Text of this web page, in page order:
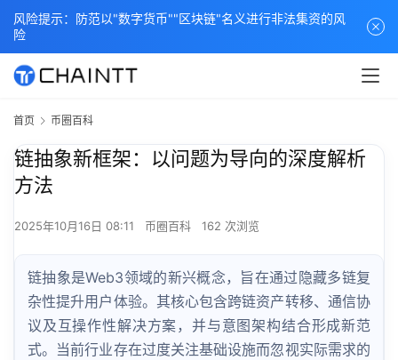
首页 币圈百科
链抽象新框架：以问题为导向的深度解析
方法
2025年10月16日 08:11 币圈百科 162 次浏览
链抽象是Web3领域的新兴概念，旨在通过隐藏多链复
杂性提升用户体验。其核心包含跨链资产转移、通信协
议及互操作性解决方案，并与意图架构结合形成新范
式。当前行业存在过度关注基础设施而忽视实际需求的
风险提示：防范以"数字货币""区块链"名义进行非法集资的风
险